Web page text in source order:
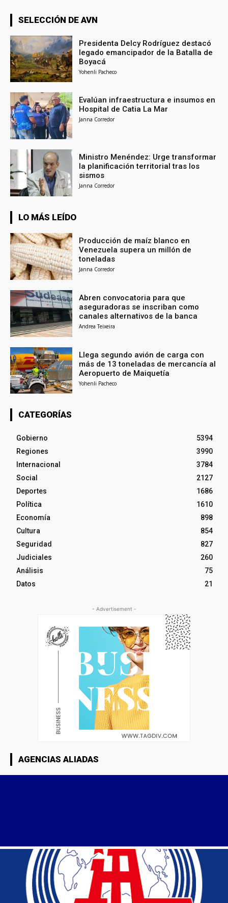
SELECCIÓN DE AVN
Presidenta Delcy Rodríguez destacó
legado emancipador de la Batalla de
Boyacá
Yohenli Pacheco
Evalúan infraestructura e insumos en
Hospital de Catia La Mar
Janna Corredor
Ministro Menéndez: Urge transformar
la planificación territorial tras los
sismos
Janna Corredor
LO MÁS LEÍDO
Producción de maíz blanco en
Venezuela supera un millón de
toneladas
Janna Corredor
Abren convocatoria para que
aseguradoras se inscriban como
canales alternativos de la banca
Andrea Teixeira
Llega segundo avión de carga con
más de 13 toneladas de mercancía al
Aeropuerto de Maiquetía
Yohenli Pacheco
CATEGORÍAS
Gobierno
5394
Regiones
3990
Internacional
3784
Social
2127
Deportes
1686
Política
1610
Economía
898
Cultura
854
Seguridad
827
Judiciales
260
Análisis
75
Datos
21
- Advertisement -
AGENCIAS ALIADAS